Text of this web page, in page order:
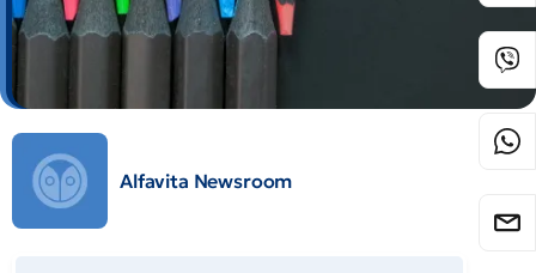
Alfavita Newsroom